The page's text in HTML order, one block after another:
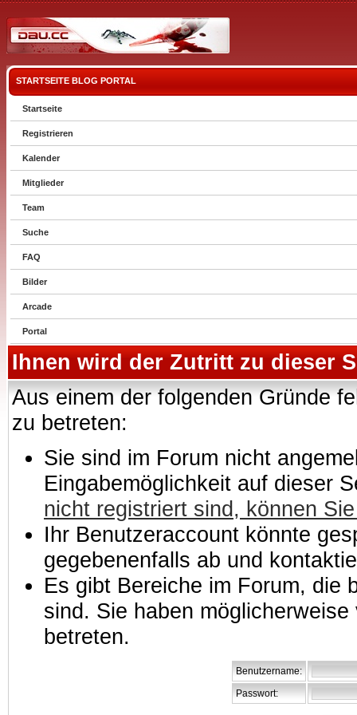
STARTSEITE BLOG PORTAL
Startseite
Registrieren
Kalender
Mitglieder
Team
Suche
FAQ
Bilder
Arcade
Portal
Ihnen wird der Zutritt zu dieser
Aus einem der folgenden Gründe
zu betreten:
Sie sind im Forum nicht
Eingabemöglichkeit auf dieser
nicht registriert sind, können
Ihr Benutzeraccount könnte
gegebenenfalls ab und
Es gibt Bereiche im Forum, die
sind. Sie haben
betreten.
Benutzername:
Passwort: